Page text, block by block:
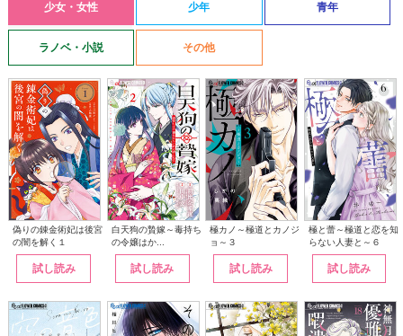
少女・女性 少年 青年
ラノベ・小説 その他
偽りの錬金術妃は後宮
の闇を解く１
試し読み
白天狗の贄嫁～毒持ち
の令嬢はか...
試し読み
極カノ～極道とカノジ
ョ～３
試し読み
極と蕾～極道と恋を知
らない人妻と～６
試し読み